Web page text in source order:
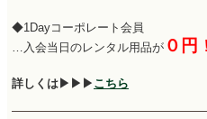
◆1Dayコーポレート会員
…入会当日のレンタル用品が ０円 ！
詳しくは▶︎▶︎▶︎ こちら